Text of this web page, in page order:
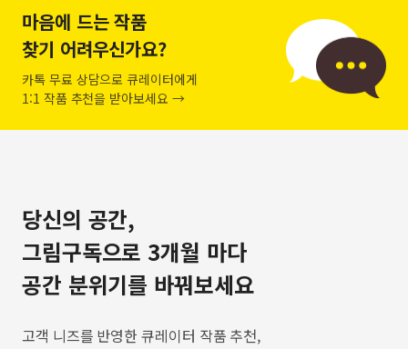
마음에 드는 작품
찾기 어려우신가요?
카톡 무료 상담으로 큐레이터에게
1:1 작품 추천을 받아보세요 →
당신의 공간,
그림구독으로 3개월 마다
공간 분위기를 바꿔보세요
고객 니즈를 반영한 큐레이터 작품 추천,